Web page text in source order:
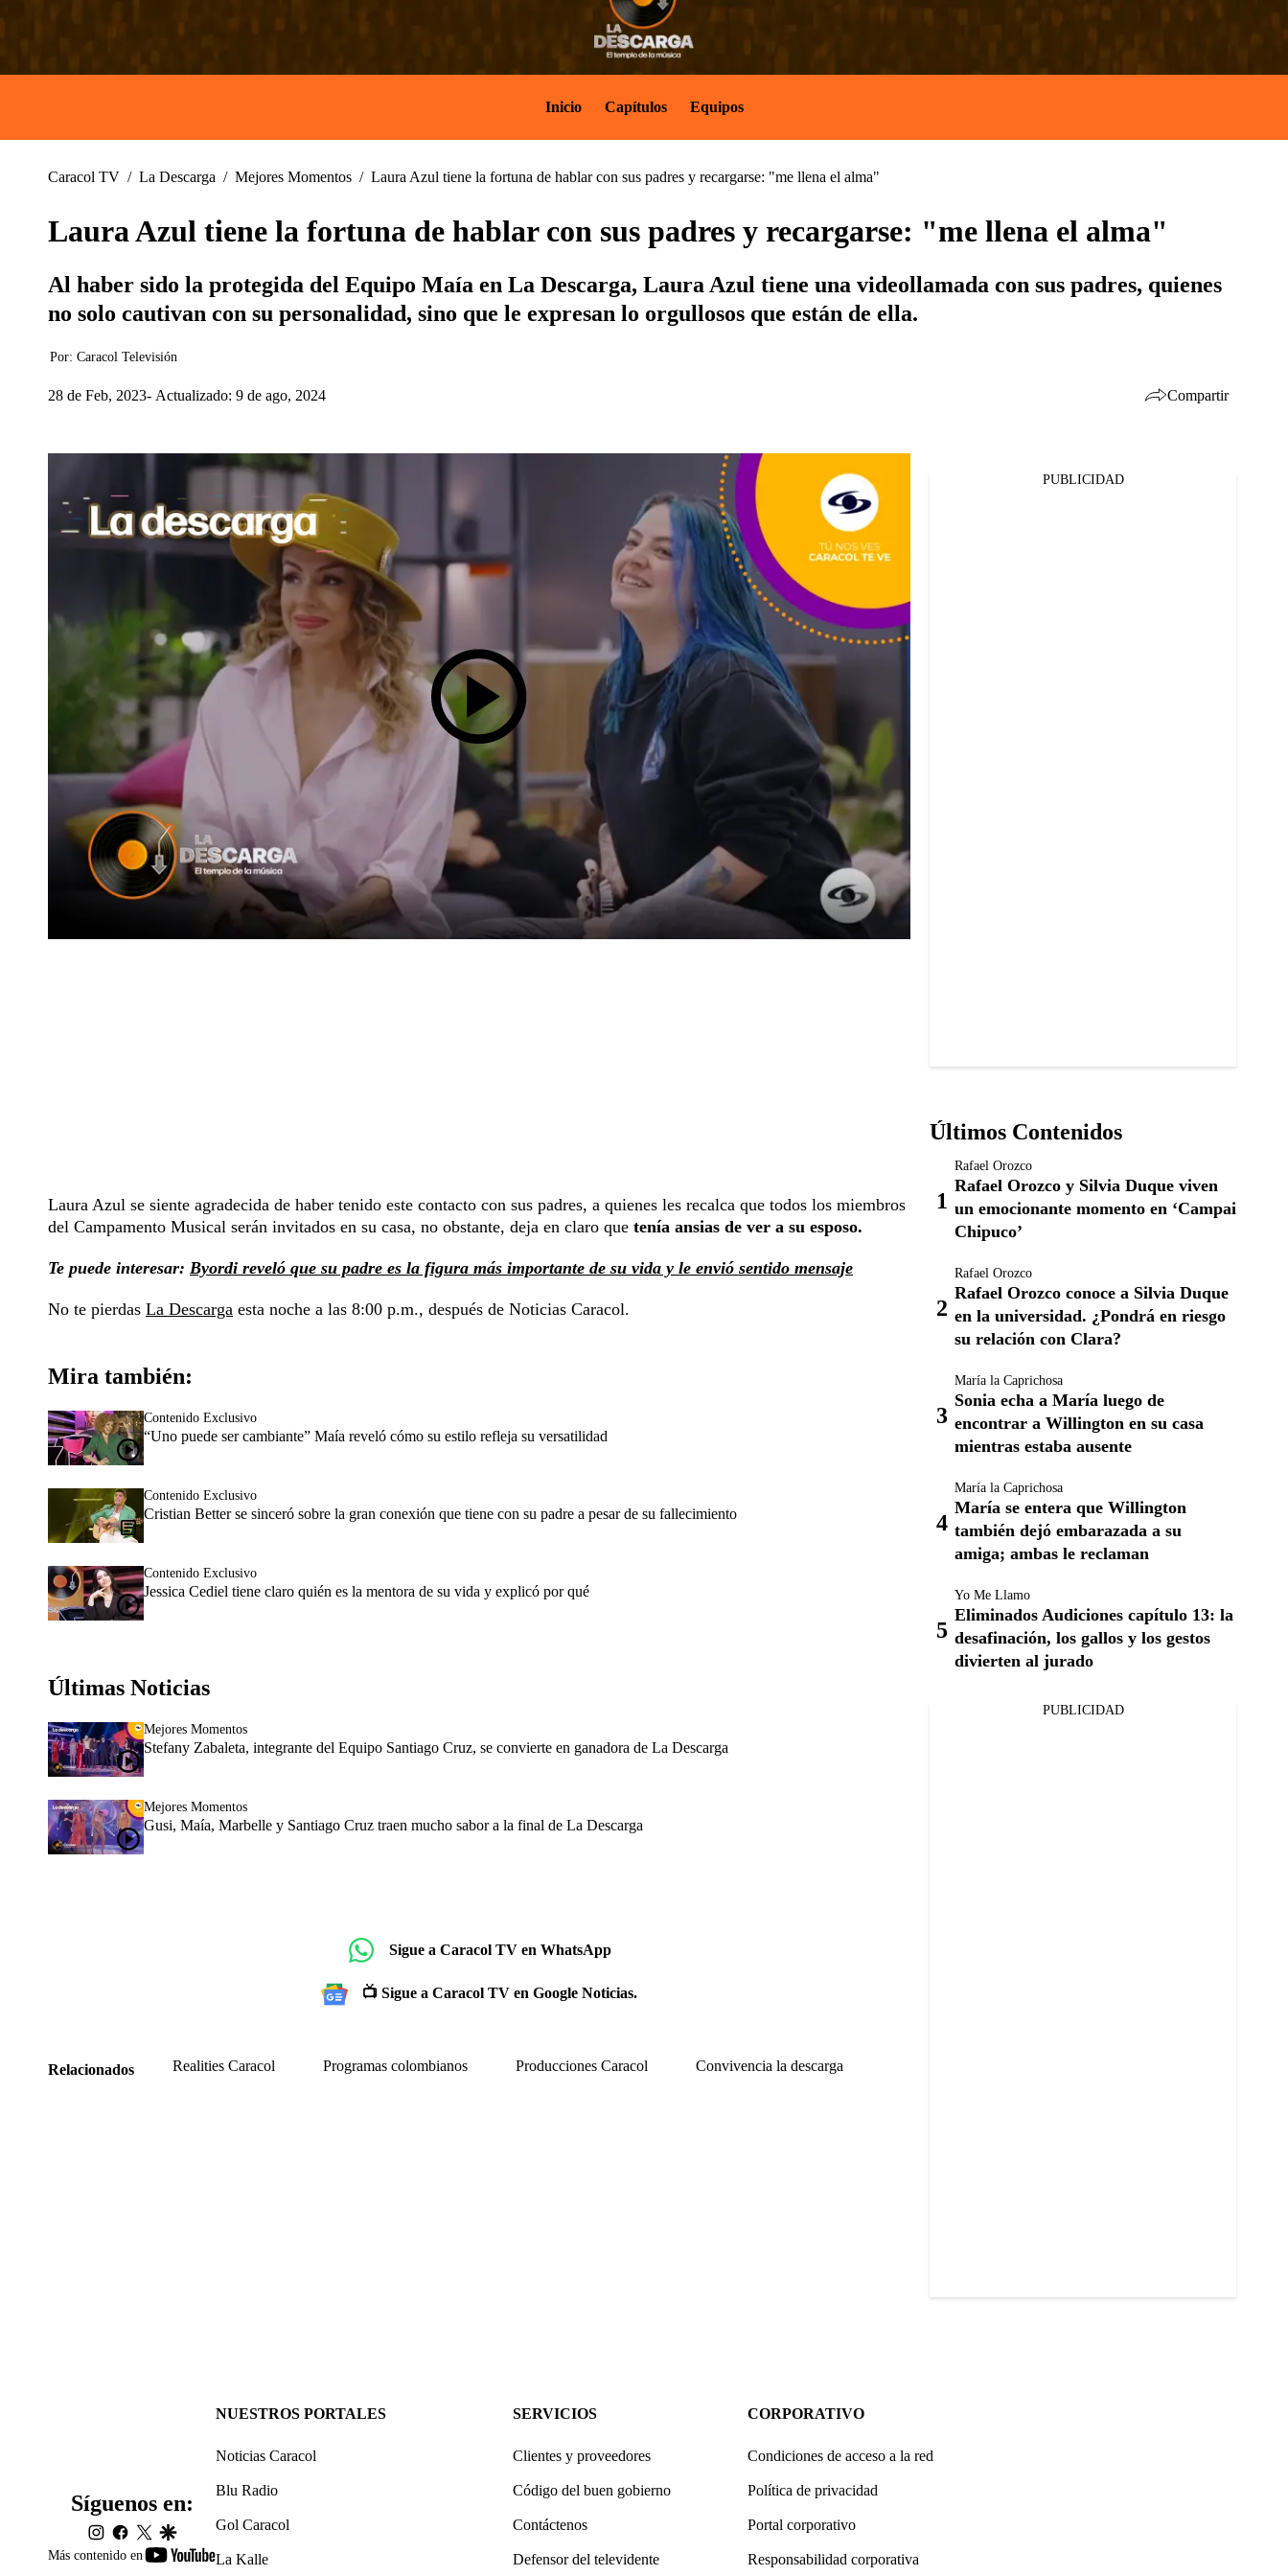
Inicio Capítulos Equipos
Caracol TV / La Descarga / Mejores Momentos / Laura Azul tiene la fortuna de hablar con sus padres y recargarse: "me llena el alma"
Laura Azul tiene la fortuna de hablar con sus padres y recargarse: "me llena el alma"
Al haber sido la protegida del Equipo Maía en La Descarga, Laura Azul tiene una videollamada con sus padres, quienes
no solo cautivan con su personalidad, sino que le expresan lo orgullosos que están de ella.
Por: Caracol Televisión
28 de Feb, 2023 Actualizado: 9 de ago, 2024 Compartir
Laura Azul se siente agradecida de haber tenido este contacto con sus padres, a quienes les recalca que todos los miembros
del Campamento Musical serán invitados en su casa, no obstante, deja en claro que tenía ansias de ver a su esposo.
Te puede interesar: Byordi reveló que su padre es la figura más importante de su vida y le envió sentido mensaje
No te pierdas La Descarga esta noche a las 8:00 p.m., después de Noticias Caracol.
Mira también:
Contenido Exclusivo
“Uno puede ser cambiante” Maía reveló cómo su estilo refleja su versatilidad
Contenido Exclusivo
Cristian Better se sinceró sobre la gran conexión que tiene con su padre a pesar de su fallecimiento
Contenido Exclusivo
Jessica Cediel tiene claro quién es la mentora de su vida y explicó por qué
Últimas Noticias
Mejores Momentos
Stefany Zabaleta, integrante del Equipo Santiago Cruz, se convierte en ganadora de La Descarga
Mejores Momentos
Gusi, Maía, Marbelle y Santiago Cruz traen mucho sabor a la final de La Descarga
Sigue a Caracol TV en WhatsApp
📺 Sigue a Caracol TV en Google Noticias.
Relacionados Realities Caracol Programas colombianos Producciones Caracol Convivencia la descarga
PUBLICIDAD
Últimos Contenidos
Rafael Orozco
Rafael Orozco y Silvia Duque viven
un emocionante momento en ‘Campai
Chipuco’
Rafael Orozco
Rafael Orozco conoce a Silvia Duque
en la universidad. ¿Pondrá en riesgo
su relación con Clara?
María la Caprichosa
Sonia echa a María luego de
encontrar a Willington en su casa
mientras estaba ausente
María la Caprichosa
María se entera que Willington
también dejó embarazada a su
amiga; ambas le reclaman
Yo Me Llamo
Eliminados Audiciones capítulo 13: la
desafinación, los gallos y los gestos
divierten al jurado
PUBLICIDAD
Más contenido en
youtube-
Síguenos en:
instagram
facebook
twittergoogle
NUESTROS PORTALES
Noticias Caracol
Blu Radio
Gol Caracol
La Kalle
SERVICIOS
Clientes y proveedores
Código del buen gobierno
Contáctenos
Defensor del televidente
CORPORATIVO
Condiciones de acceso a la red
Política de privacidad
Portal corporativo
Responsabilidad corporativa